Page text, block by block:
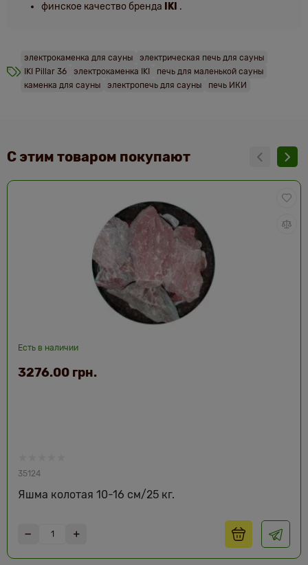
финское качество бренда IKI .
электрокаменка для сауны
электрическая печь для сауны
IKI Pillar 36
электрокаменка IKI
печь для маленькой сауны
каменка для сауны
электропечь для сауны печь ИКИ
С этим товаром покупают
Есть в наличии
35124
Яшма колотая 10-16 см/25 кг.
3276.00 грн.